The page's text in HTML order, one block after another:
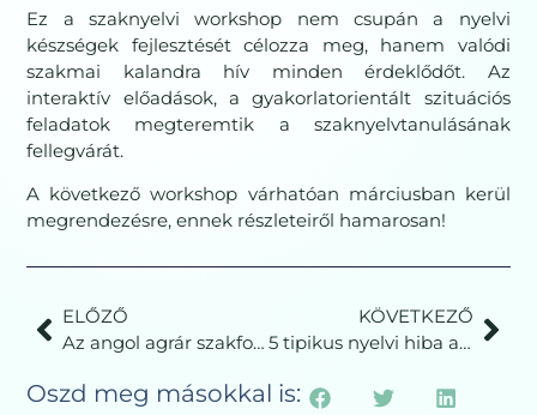
Ez a szaknyelvi workshop nem csupán a nyelvi
készségek fejlesztését célozza meg, hanem valódi
szakmai kalandra hív minden érdeklődőt. Az
interaktív előadások, a gyakorlatorientált szituációs
feladatok megteremtik a szaknyelvtanulásának
fellegvárát.
A következő workshop várhatóan márciusban kerül
megrendezésre, ennek részleteiről hamarosan!
ELŐZŐ
Az angol agrár szakfordítás jövője
KÖVETKEZŐ
5 tipikus nyelvi hiba az autóipari menedzserek körében – 5 egyszerű megoldással
Oszd meg másokkal is: